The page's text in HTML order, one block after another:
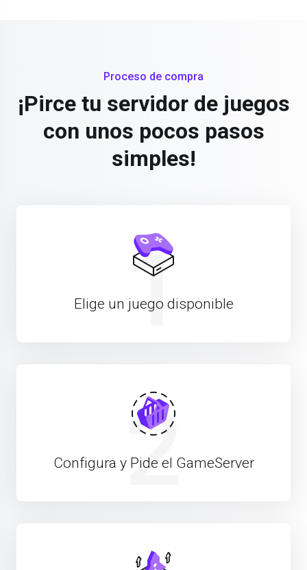
Proceso de compra
¡Pirce tu servidor de juegos
con unos pocos pasos
simples!
1
Elige un juego disponible
2
Configura y Pide el GameServer